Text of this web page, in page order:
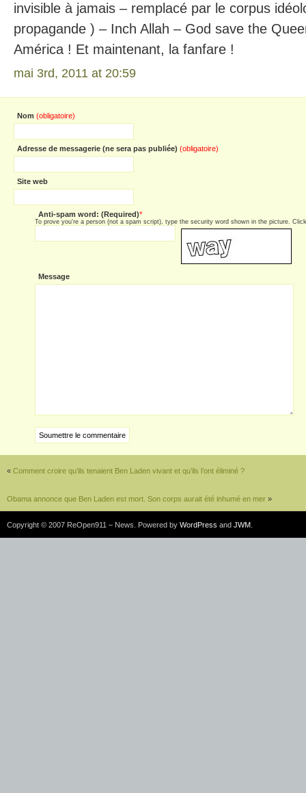
invisible à jamais – remplacé par le corpus
propagande ) – Inch Allah – God save the
América ! Et maintenant, la fanfare !
mai 3rd, 2011 at 20:59
Nom (obligatoire)
Adresse de messagerie (ne sera pas publiée) (obligatoire)
Site web
Anti-spam word: (Required)*
To prove you're a person (not a spam script), type the security word shown in the picture.
Message
« Comment croire qu’ils tenaient Ben Laden vivant et qu’ils l’ont éliminé ?
Obama annonce que Ben Laden est mort. Son corps aurait été inhumé en mer »
Copyright © 2007 ReOpen911 – News. Powered by WordPress and JWM